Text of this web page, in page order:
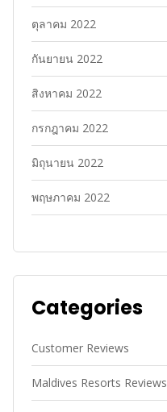
ตุลาคม 2022
กันยายน 2022
สิงหาคม 2022
กรกฎาคม 2022
มิถุนายน 2022
พฤษภาคม 2022
Categories
Customer Reviews
Maldives Resorts Reviews